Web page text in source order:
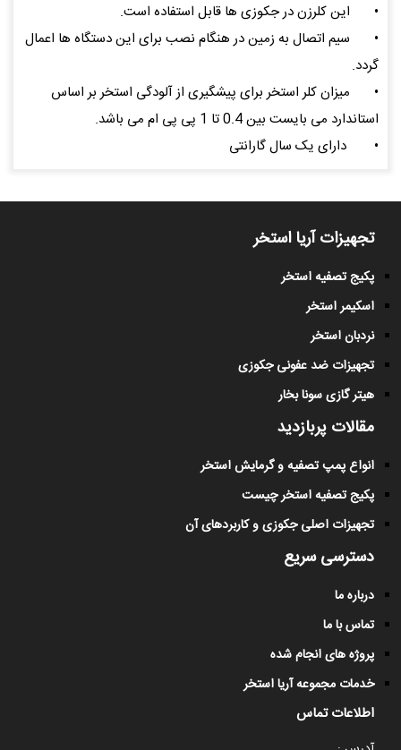
•
این کلرزن در جکوزی ها قابل استفاده است.
•
سیم اتصال به زمین در هنگام نصب برای این دستگاه ها اعمال
گردد.
•
میزان کلر استخر برای پیشگیری از آلودگی استخر بر اساس
استاندارد می بایست بین 0.4 تا 1 پی پی ام می باشد.
•
دارای یک سال گارانتی
تجهیزات آریا استخر
پکیج تصفیه استخر
اسکیمر استخر
نردبان استخر
تجهیزات ضد عفونی جکوزی
هیتر گازی سونا بخار
مقالات پربازدید
انواع پمپ تصفیه و گرمایش استخر
پکیج تصفیه استخر چیست
تجهیزات اصلی جکوزی و کاربردهای آن
دسترسی سریع
درباره ما
تماس با ما
پروژه های انجام شده
خدمات مجموعه آریا استخر
اطلاعات تماس